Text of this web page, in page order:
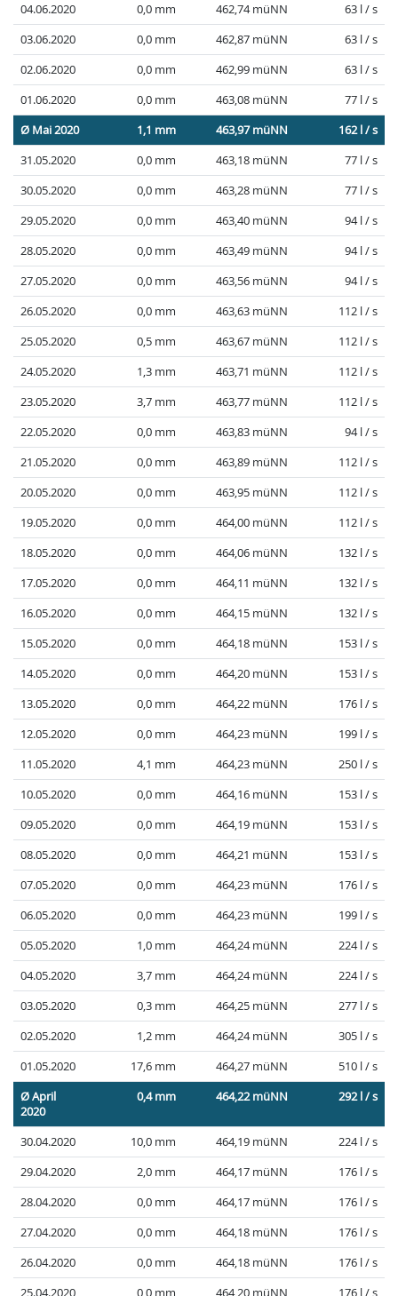
04.06.2020
0,0 mm 462,74 müNN
63 l / s
03.06.2020
0,0 mm 462,87 müNN
63 l / s
02.06.2020
0,0 mm 462,99 müNN
63 l / s
01.06.2020
0,0 mm 463,08 müNN
77 l / s
Ø Mai 2020
1,1 mm 463,97 müNN
162 l / s
31.05.2020
0,0 mm 463,18 müNN
77 l / s
30.05.2020
0,0 mm 463,28 müNN
77 l / s
29.05.2020
0,0 mm 463,40 müNN
94 l / s
28.05.2020
0,0 mm 463,49 müNN
94 l / s
27.05.2020
0,0 mm 463,56 müNN
94 l / s
26.05.2020
0,0 mm 463,63 müNN
112 l / s
25.05.2020
0,5 mm 463,67 müNN
112 l / s
24.05.2020
1,3 mm 463,71 müNN
112 l / s
23.05.2020
3,7 mm 463,77 müNN
112 l / s
22.05.2020
0,0 mm 463,83 müNN
94 l / s
21.05.2020
0,0 mm 463,89 müNN
112 l / s
20.05.2020
0,0 mm 463,95 müNN
112 l / s
19.05.2020
0,0 mm 464,00 müNN
112 l / s
18.05.2020
0,0 mm 464,06 müNN
132 l / s
17.05.2020
0,0 mm 464,11 müNN
132 l / s
16.05.2020
0,0 mm 464,15 müNN
132 l / s
15.05.2020
0,0 mm 464,18 müNN
153 l / s
14.05.2020
0,0 mm 464,20 müNN
153 l / s
13.05.2020
0,0 mm 464,22 müNN
176 l / s
12.05.2020
0,0 mm 464,23 müNN
199 l / s
11.05.2020
4,1 mm 464,23 müNN
250 l / s
10.05.2020
0,0 mm 464,16 müNN
153 l / s
09.05.2020
0,0 mm 464,19 müNN
153 l / s
08.05.2020
0,0 mm 464,21 müNN
153 l / s
07.05.2020
0,0 mm 464,23 müNN
176 l / s
06.05.2020
0,0 mm 464,23 müNN
199 l / s
05.05.2020
1,0 mm 464,24 müNN
224 l / s
04.05.2020
3,7 mm 464,24 müNN
224 l / s
03.05.2020
0,3 mm 464,25 müNN
277 l / s
02.05.2020
1,2 mm 464,24 müNN
305 l / s
01.05.2020
17,6 mm 464,27 müNN
510 l / s
Ø April
2020
0,4 mm 464,22 müNN 292 l / s
30.04.2020 10,0 mm 464,19 müNN
224 l / s
29.04.2020
2,0 mm 464,17 müNN
176 l / s
28.04.2020
0,0 mm 464,17 müNN
176 l / s
27.04.2020
0,0 mm 464,18 müNN
176 l / s
26.04.2020
0,0 mm 464,18 müNN
176 l / s
25.04.2020
0,0 mm 464,20 müNN 176 l / s